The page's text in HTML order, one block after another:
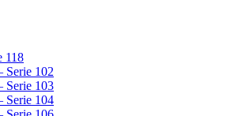
118
Serie 102
Serie 103
Serie 104